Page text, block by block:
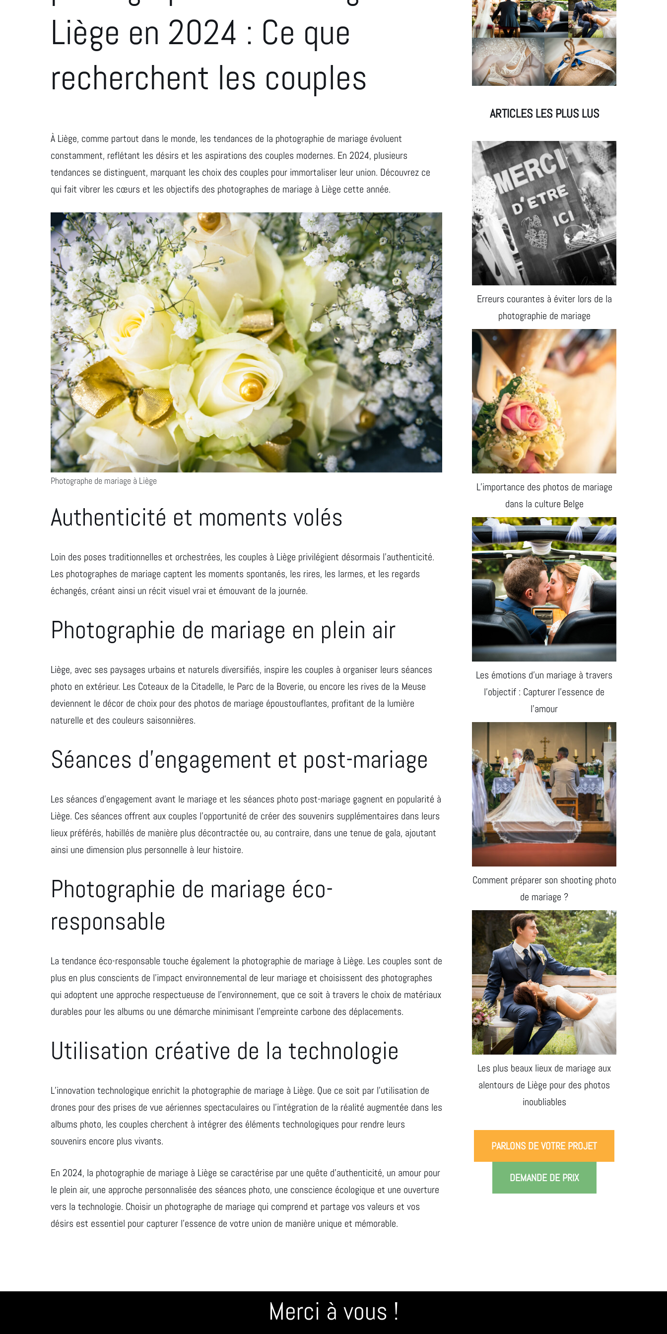
Liège en 2024 : Ce que
recherchent les couples
À Liège, comme partout dans le monde, les tendances de la photographie de mariage évoluent
constamment, reflétant les désirs et les aspirations des couples modernes. En 2024, plusieurs
tendances se distinguent, marquant les choix des couples pour immortaliser leur union. Découvrez ce
qui fait vibrer les cœurs et les objectifs des photographes de mariage à Liège cette année.
Photographe de mariage à Liège
Authenticité et moments volés
Loin des poses traditionnelles et orchestrées, les couples à Liège privilégient désormais l’authenticité.
Les photographes de mariage captent les moments spontanés, les rires, les larmes, et les regards
échangés, créant ainsi un récit visuel vrai et émouvant de la journée.
Photographie de mariage en plein air
Liège, avec ses paysages urbains et naturels diversifiés, inspire les couples à organiser leurs séances
photo en extérieur. Les Coteaux de la Citadelle, le Parc de la Boverie, ou encore les rives de la Meuse
deviennent le décor de choix pour des photos de mariage époustouflantes, profitant de la lumière
naturelle et des couleurs saisonnières.
Séances d’engagement et post-mariage
Les séances d’engagement avant le mariage et les séances photo post-mariage gagnent en popularité à
Liège. Ces séances offrent aux couples l’opportunité de créer des souvenirs supplémentaires dans leurs
lieux préférés, habillés de manière plus décontractée ou, au contraire, dans une tenue de gala, ajoutant
ainsi une dimension plus personnelle à leur histoire.
Photographie de mariage éco-
responsable
La tendance éco-responsable touche également la photographie de mariage à Liège. Les couples sont de
plus en plus conscients de l’impact environnemental de leur mariage et choisissent des photographes
qui adoptent une approche respectueuse de l’environnement, que ce soit à travers le choix de matériaux
durables pour les albums ou une démarche minimisant l’empreinte carbone des déplacements.
Utilisation créative de la technologie
L’innovation technologique enrichit la photographie de mariage à Liège. Que ce soit par l’utilisation de
drones pour des prises de vue aériennes spectaculaires ou l’intégration de la réalité augmentée dans les
albums photo, les couples cherchent à intégrer des éléments technologiques pour rendre leurs
souvenirs encore plus vivants.
En 2024, la photographie de mariage à Liège se caractérise par une quête d’authenticité, un amour pour
le plein air, une approche personnalisée des séances photo, une conscience écologique et une ouverture
vers la technologie. Choisir un photographe de mariage qui comprend et partage vos valeurs et vos
désirs est essentiel pour capturer l’essence de votre union de manière unique et mémorable.
ARTICLES LES PLUS LUS
Erreurs courantes à éviter lors de la
photographie de mariage
L’importance des photos de mariage
dans la culture Belge
Les émotions d’un mariage à travers
l’objectif : Capturer l’essence de
l’amour
Comment préparer son shooting photo
de mariage ?
Les plus beaux lieux de mariage aux
alentours de Liège pour des photos
inoubliables
PARLONS DE VOTRE PROJET
DEMANDE DE PRIX
Merci à vous !